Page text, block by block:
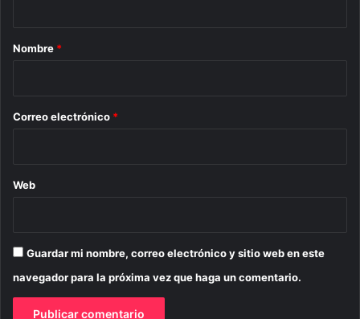
r
*
Nombre *
Correo electrónico *
Web
Guardar mi nombre, correo electrónico y sitio web en este
navegador para la próxima vez que haga un comentario.